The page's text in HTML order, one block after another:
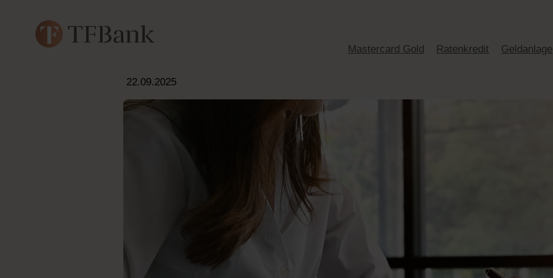
Mastercard Gold Ratenkredit Geldanlage
22.09.2025